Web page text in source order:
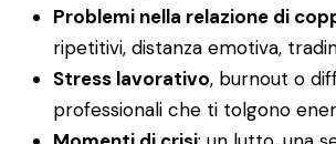
Problemi nella relazione di
ripetitivi, distanza emotiva,
Stress lavorativo, burnout o
professionali che ti tolgono